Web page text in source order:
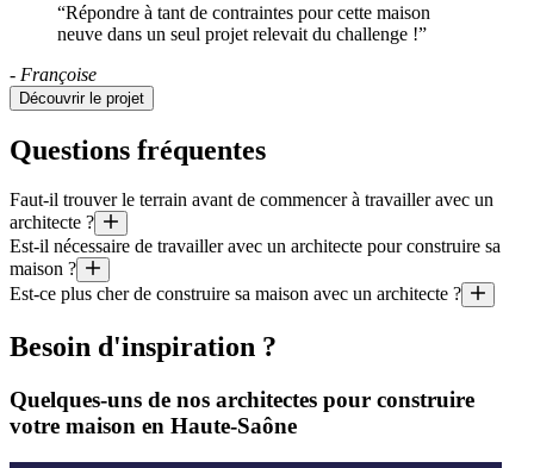
“Répondre à tant de contraintes pour cette maison
neuve dans un seul projet relevait du challenge !”
- Françoise
Découvrir le projet
Questions fréquentes
Faut-il trouver le terrain avant de commencer à travailler avec un
architecte ?
De nos jours, les contraintes les plus importantes pour pouvoir
Est-il nécessaire de travailler avec un architecte pour construire sa
maison ?
Ce n’est pas toujours obligatoire : une maison de petite taille peut
Est-ce plus cher de construire sa maison avec un architecte ?
La réponse n’est pas simple. Les maisons qui ne sont pas
Besoin d'inspiration ?
Quelques-uns de nos architectes pour construire
votre maison en Haute-Saône